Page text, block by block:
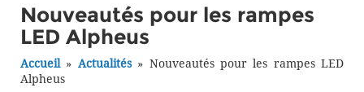
Nouveautés pour les rampes
LED Alpheus
Accueil» Actualités» Nouveautés pour les rampes LED
Alpheus